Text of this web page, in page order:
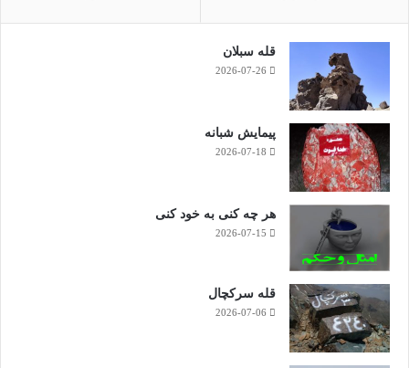
قله سبلان
2026-07-26
پیمایش شبانه
2026-07-18
هر چه کنی به خود کنی
2026-07-15
قله سرکچال
2026-07-06